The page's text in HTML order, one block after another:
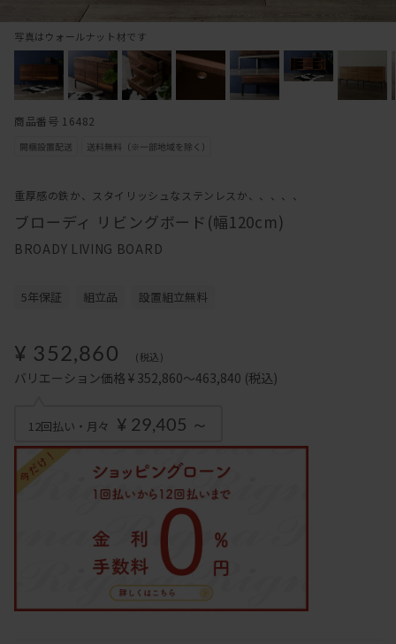
重厚感の鉄か、スタイリッシュなステンレスか、、、、、
ブローディ リビングボード(幅120cm)
BROADY LIVING BOARD
写真はウォールナット材です
5年保証 組立品 設置組立無料
¥ 352,860 (税込)
バリエーション価格 ¥ 352,860～463,840 (税込)
12回払い・月々 ¥ 29,405 ～
商品番号 16482